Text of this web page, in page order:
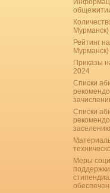
Мурманск)
Рейтинг
Мурманск)
Приказы
2024
Списки
Списки
Меры